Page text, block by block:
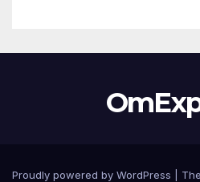
Proudly powered by WordPress